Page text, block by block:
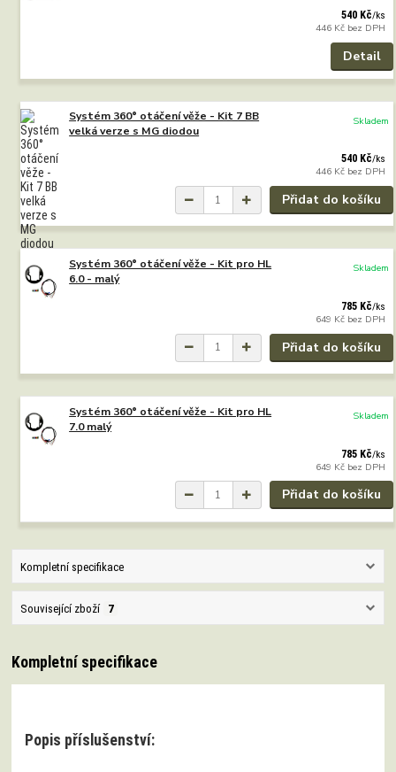
540 Kč/ks
446 Kč bez DPH
Detail
Systém 360° otáčení věže - Kit 7 BB
velká verze s MG diodou
540 Kč/ks
446 Kč bez DPH
Skladem
Přidat do košíku
Systém 360° otáčení věže - Kit pro HL
6.0 - malý
785 Kč/ks
649 Kč bez DPH
Skladem
Přidat do košíku
Systém 360° otáčení věže - Kit pro HL
7.0 malý
785 Kč/ks
649 Kč bez DPH
Skladem
Přidat do košíku
Kompletní specifikace
Související zboží 7
Kompletní specifikace
Popis příslušenství: